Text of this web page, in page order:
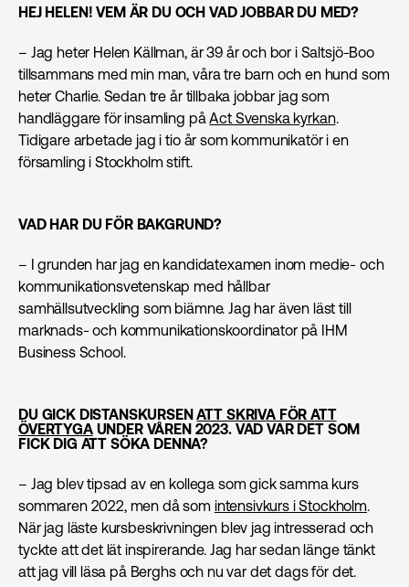
HEJ HELEN! VEM ÄR DU OCH VAD JOBBAR DU MED?
– Jag heter Helen Källman, är 39 år och bor i Saltsjö-Boo
tillsammans med min man, våra tre barn och en hund som
heter Charlie. Sedan tre år tillbaka jobbar jag som
handläggare för insamling påAct Svenska kyrkan.
Tidigare arbetade jag i tio år som kommunikatör i en
församling i Stockholm stift.
VAD HAR DU FÖR BAKGRUND?
– I grunden har jag en kandidatexamen inom medie- och
kommunikationsvetenskap med hållbar
samhällsutveckling som biämne. Jag har även läst till
marknads- och kommunikationskoordinator på IHM
Business School.
DU GICK DISTANSKURSENATT SKRIVA FÖR ATT
ÖVERTYGAUNDER VÅREN 2023. VAD VAR DET SOM
FICK DIG ATT SÖKA DENNA?
– Jag blev tipsad av en kollega som gick samma kurs
sommaren 2022, men då som intensivkurs i Stockholm.
När jag läste kursbeskrivningen blev jag intresserad och
tyckte att det lät inspirerande. Jag har sedan länge tänkt
att jag vill läsa på Berghs och nu var det dags för det.